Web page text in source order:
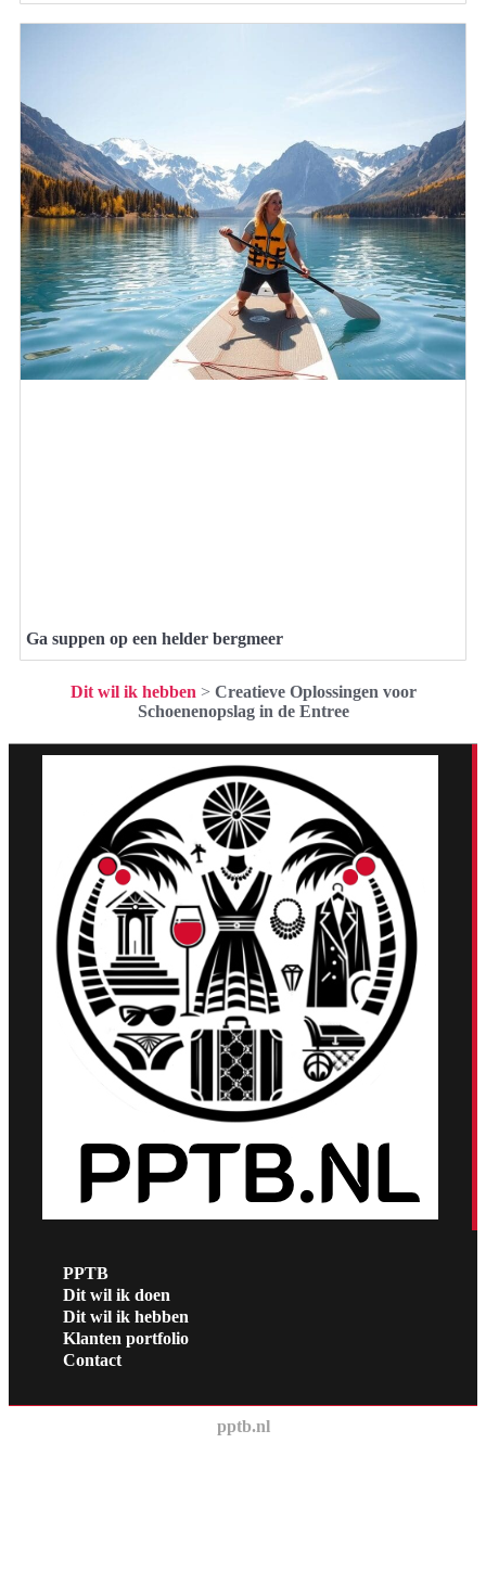
Ga suppen op een helder bergmeer
Dit wil ik hebben > Creatieve Oplossingen voor
Schoenenopslag in de Entree
PPTB
Dit wil ik doen
Dit wil ik hebben
Klanten portfolio
Contact
pptb.nl